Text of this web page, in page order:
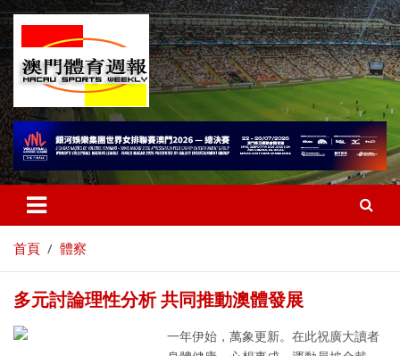
首頁 體察
多元討論理性分析 共同推動澳體發展
一年伊始，萬象更新。在此祝廣大讀者